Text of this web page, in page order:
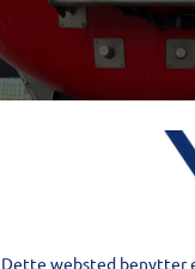
Dette websted benytter